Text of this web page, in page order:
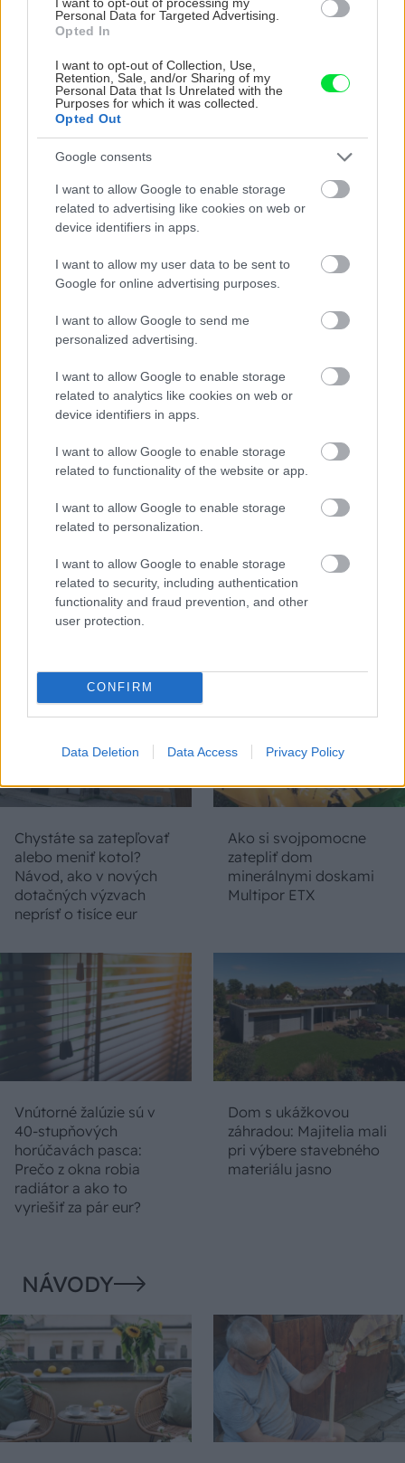
Personal Data for Targeted Advertising.
Opted In
I want to opt-out of Collection, Use,
Retention, Sale, and/or Sharing of my
Personal Data that Is Unrelated with the
Purposes for which it was collected.
Opted Out
Google consents
I want to allow Google to enable storage
related to advertising like cookies on web or
device identifiers in apps.
I want to allow my user data to be sent to
Google for online advertising purposes.
I want to allow Google to send me
personalized advertising.
I want to allow Google to enable storage
related to analytics like cookies on web or
device identifiers in apps.
I want to allow Google to enable storage
related to functionality of the website or app.
I want to allow Google to enable storage
related to personalization.
I want to allow Google to enable storage
related to security, including authentication
functionality and fraud prevention, and other
user protection.
CONFIRM
Data Deletion Data Access Privacy Policy
CHALUPA
Na Morave prerobila
starú chalupu na
vojdete dnu, zabudnete,
že nie ste v Toskánsku
S motorovou pílou sa
Čičmanoch si postavil
montovaný domček v
10 najčastejších
skrytých chýb, ktoré
prekvapiť
Žena, búracie kladivo a
vôňa dreva: Takáto
1654 sa nevidí každý
deň!
Chystáte sa zatepľovať
alebo meniť kotol?
Návod, ako v nových
dotačných výzvach
neprísť o tisíce eur
Ako si svojpomocne
zatepliť dom
minerálnymi doskami
Multipor ETX
Vnútorné žalúzie sú v
40-stupňových
horúčavách pasca:
Prečo z okna robia
radiátor a ako to
vyriešiť za pár eur?
Dom s ukážkovou
záhradou: Majitelia mali
pri výbere stavebného
materiálu jasno
NÁVODY